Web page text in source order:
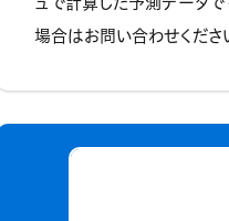
場合はお問い合わせくださ